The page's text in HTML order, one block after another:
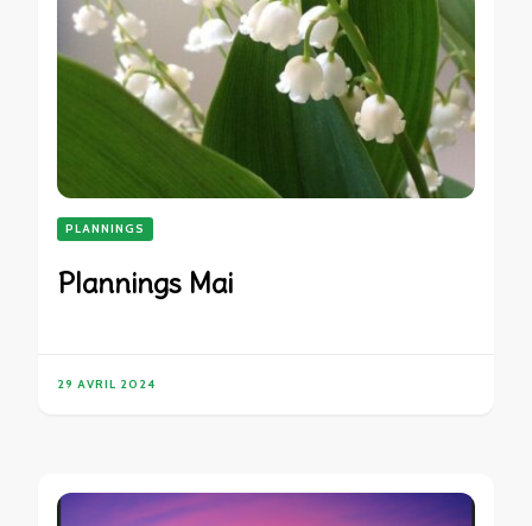
PLANNINGS
Plannings Mai
29 AVRIL 2024